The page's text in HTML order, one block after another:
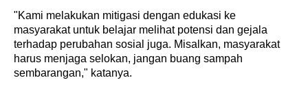
"Kami melakukan mitigasi dengan edukasi ke
masyarakat untuk belajar melihat potensi dan gejala
terhadap perubahan sosial juga. Misalkan, masyarakat
harus menjaga selokan, jangan buang sampah
sembarangan," katanya.